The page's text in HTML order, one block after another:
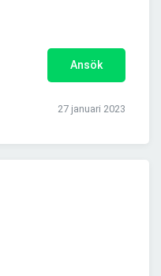
Ansök
27 januari 2023